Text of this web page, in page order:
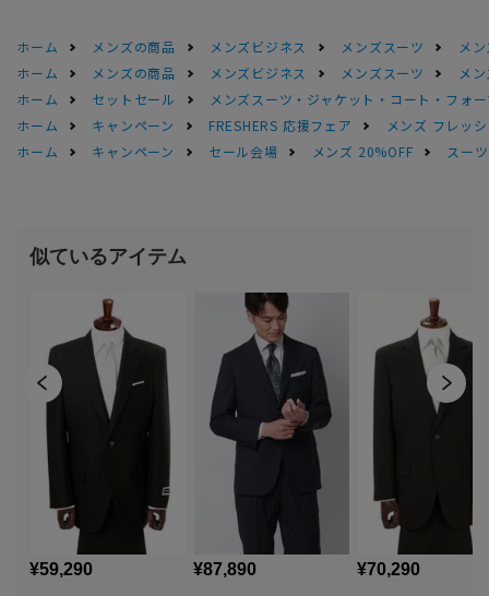
ホーム メンズの商品 メンズビジネス メンズスーツ
メ
ホーム
メンズの商品 メンズビジネス メンズスーツ
メ
ホーム
セットセール
メンズスーツ・ジャケット・コート・フォ
ホーム
キャンペーン FRESHERS 応援フェア
メンズ フレッ
ホーム
キャンペーン セール会場 メンズ 20%OFF スー